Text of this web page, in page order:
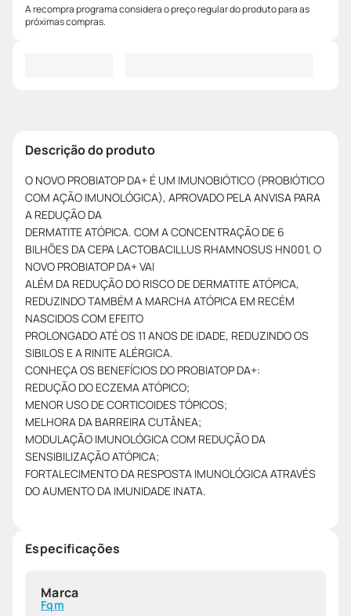
A recompra programa considera o preço regular do produto para as
próximas compras.
Descrição do produto
O NOVO PROBIATOP DA+ É UM IMUNOBIÓTICO (PROBIÓTICO
COM AÇÃO IMUNOLÓGICA), APROVADO PELA ANVISA PARA
A REDUÇÃO DA
DERMATITE ATÓPICA. COM A CONCENTRAÇÃO DE 6
BILHÕES DA CEPA LACTOBACILLUS RHAMNOSUS HN001, O
NOVO PROBIATOP DA+ VAI
ALÉM DA REDUÇÃO DO RISCO DE DERMATITE ATÓPICA,
REDUZINDO TAMBÉM A MARCHA ATÓPICA EM RECÉM
NASCIDOS COM EFEITO
PROLONGADO ATÉ OS 11 ANOS DE IDADE, REDUZINDO OS
SIBILOS E A RINITE ALÉRGICA.
CONHEÇA OS BENEFÍCIOS DO PROBIATOP DA+:
REDUÇÃO DO ECZEMA ATÓPICO;
MENOR USO DE CORTICOIDES TÓPICOS;
MELHORA DA BARREIRA CUTÂNEA;
MODULAÇÃO IMUNOLÓGICA COM REDUÇÃO DA
SENSIBILIZAÇÃO ATÓPICA;
FORTALECIMENTO DA RESPOSTA IMUNOLÓGICA ATRAVÉS
DO AUMENTO DA IMUNIDADE INATA.
Especificações
Marca
Fqm